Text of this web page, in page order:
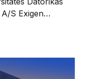
S Exigen
noslēguma
ko novērtēs